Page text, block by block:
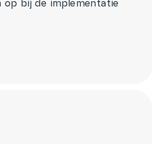
op bij de implementatie